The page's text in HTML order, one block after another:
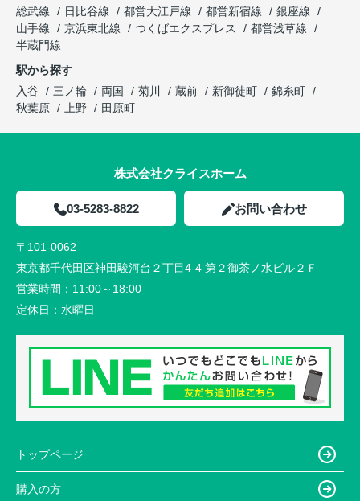
総武線
日比谷線 都営大江戸線 都営新宿線
銀座線
山手線
京浜東北線 つくばエクスプレス
都営浅草線
半蔵門線
駅から探す
入谷
三ノ輪 両国 菊川 蔵前 新御徒町
錦糸町
秋葉原
上野 田原町
株式会社クライスホーム
03-5283-8822 お問い合わせ
〒101-0062
東京都千代田区神田駿河台２丁目4-4 第２御茶ノ水ビル２Ｆ
営業時間： 11:00～18:00
定休日： 水曜日
トップページ
購入の方